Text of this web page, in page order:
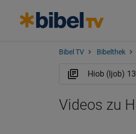
Bibel TV Bibelthek
Videos zu